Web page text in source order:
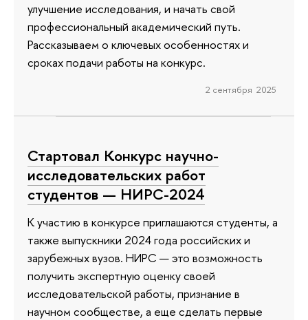
улучшение исследования, и начать свой
профессиональный академический путь.
Рассказываем о ключевых особенностях и
сроках подачи работы на конкурс.
2 сентября 2025
Стартовал Конкурс научно-
исследовательских работ
студентов — НИРС-2024
К участию в конкурсе приглашаются студенты, а
также выпускники 2024 года российских и
зарубежных вузов. НИРС — это возможность
получить экспертную оценку своей
исследовательской работы, признание в
научном сообществе, а еще сделать первые